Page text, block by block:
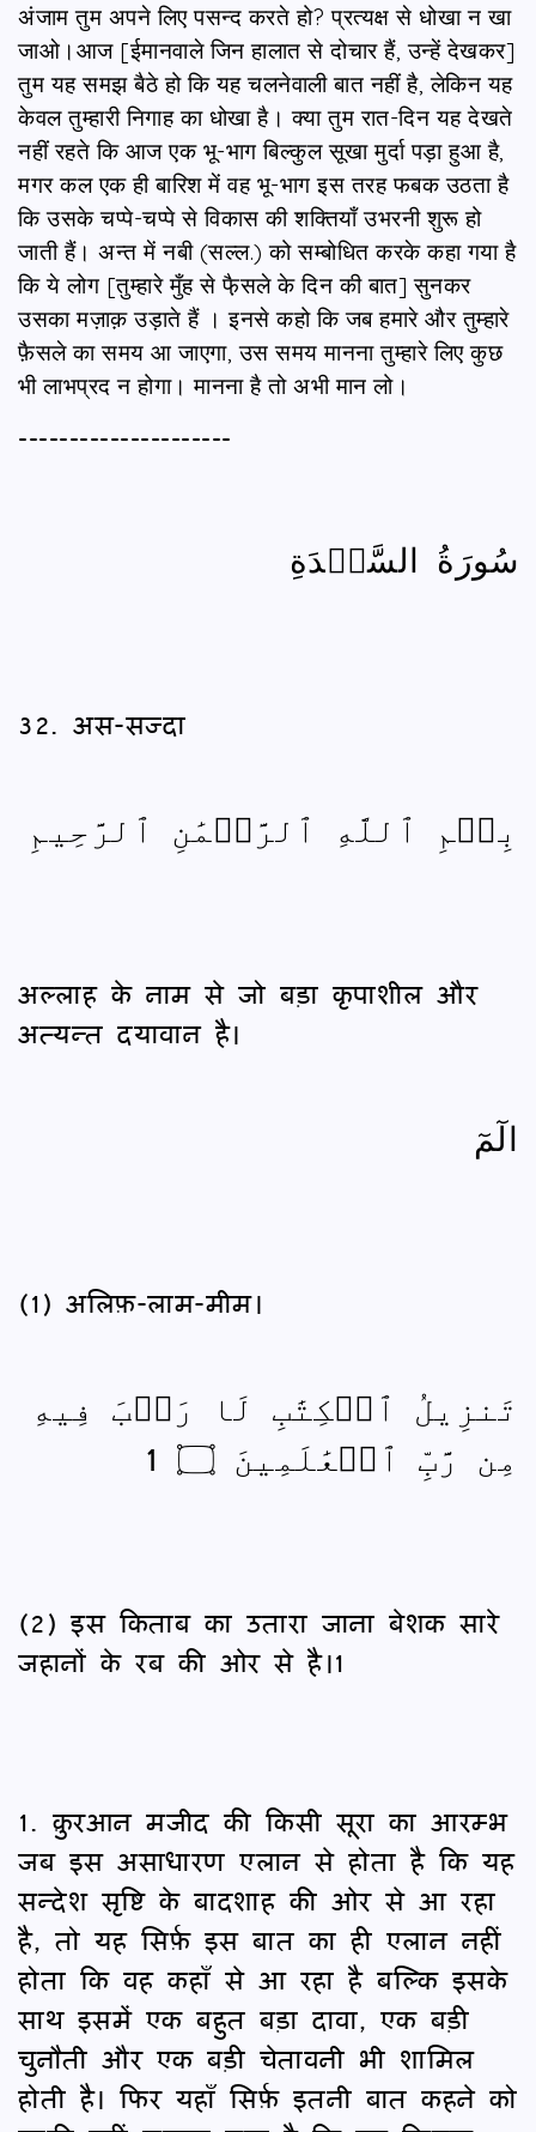
अंजाम तुम अपने लिए पसन्द करते हो? प्रत्यक्ष से धोखा न खा
जाओ।आज [ईमानवाले जिन हालात से दोचार हैं, उन्हें देखकर]
तुम यह समझ बैठे हो कि यह चलनेवाली बात नहीं है, लेकिन यह
केवल तुम्हारी निगाह का धोखा है। क्या तुम रात-दिन यह देखते
नहीं रहते कि आज एक भू-भाग बिल्कुल सूखा मुर्दा पड़ा हुआ है,
मगर कल एक ही बारिश में वह भू-भाग इस तरह फबक उठता है
कि उसके चप्पे-चप्पे से विकास की शक्तियाँ उभरनी शुरू हो
जाती हैं। अन्त में नबी (सल्ल.) को सम्बोधित करके कहा गया है
कि ये लोग [तुम्हारे मुँह से फै़सले के दिन की बात] सुनकर
उसका मज़ाक़ उड़ाते हैं । इनसे कहो कि जब हमारे और तुम्हारे
फ़ैसले का समय आ जाएगा, उस समय मानना तुम्हारे लिए कुछ
भी लाभप्रद न होगा। मानना है तो अभी मान लो।
---------------------
سُورَةُ السَّجۡدَةِ
32. अस-सज्दा
بِسۡمِ ٱللَّهِ ٱلرَّحۡمَٰنِ ٱلرَّحِيمِ
अल्लाह के नाम से जो बड़ा कृपाशील और
अत्यन्त दयावान है।
الٓمٓ
(1) अलिफ़-लाम-मीम।
تَنزِيلُ ٱلۡكِتَٰبِ لَا رَيۡبَ فِيهِ
مِن رَّبِّ ٱلۡعَٰلَمِينَ ۝ 1
(2) इस किताब का उतारा जाना बेशक सारे
जहानों के रब की ओर से है।1
1. क़ुरआन मजीद की किसी सूरा का आरम्भ
जब इस असाधारण एलान से होता है कि यह
सन्देश सृष्टि के बादशाह की ओर से आ रहा
है, तो यह सिर्फ़ इस बात का ही एलान नहीं
होता कि वह कहाँ से आ रहा है बल्कि इसके
साथ इसमें एक बहुत बड़ा दावा, एक बड़ी
चुनौती और एक बड़ी चेतावनी भी शामिल
होती है। फिर यहाँ सिर्फ़ इतनी बात कहने को